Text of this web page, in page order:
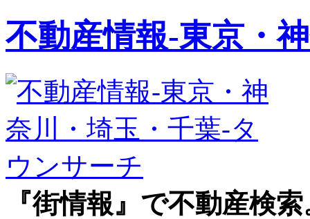
不動産情報‐東京・
『街情報』で不動産検